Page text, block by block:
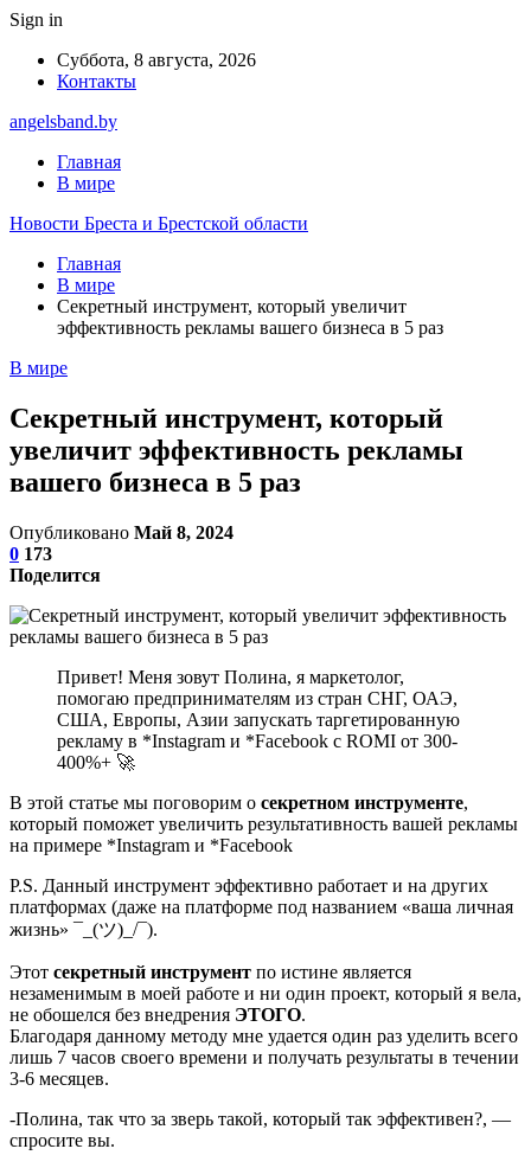
Sign in
Суббота, 8 августа, 2026
Контакты
angelsband.by
Главная
В мире
Новости Бреста и Брестской области
Главная
В мире
Секретный инструмент, который увеличит
эффективность рекламы вашего бизнеса в 5 раз
В мире
Секретный инструмент, который
увеличит эффективность рекламы
вашего бизнеса в 5 раз
Опубликовано Май 8, 2024
0 173
Поделится
Привет! Меня зовут Полина, я маркетолог,
помогаю предпринимателям из стран СНГ, ОАЭ,
США, Европы, Азии запускать таргетированную
рекламу в *Instagram и *Facebook с ROMI от 300-
400%+ 🚀
В этой статье мы поговорим о секретном инструменте,
который поможет увеличить результативность вашей рекламы
на примере *Instagram и *Facebook
P.S. Данный инструмент эффективно работает и на других
платформах (даже на платформе под названием «ваша личная
жизнь» ¯_(ツ)_/¯).
Этот секретный инструмент по истине является
незаменимым в моей работе и ни один проект, который я вела,
не обошелся без внедрения ЭТОГО.
Благодаря данному методу мне удается один раз уделить всего
лишь 7 часов своего времени и получать результаты в течении
3-6 месяцев.
-Полина, так что за зверь такой, который так эффективен?, —
спросите вы.